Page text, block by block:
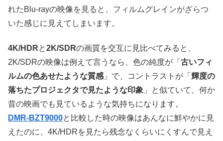
れたBlu-rayの映像を見ると、フィルムグレインがざらつ
いた感じに見えてしまいます。
4K/HDRと2K/SDRの画質を交互に見比べてみると、
2K/SDRの映像は例えて言うなら、色の純度が「 古いフィ
ルムの色あせたような質感 」で、コントラストが「 輝度の
落ちたプロジェクタで見たような印象 」と似ていて、何か
昔の映画でも見ているような気持ちになります。
DMR-BZT9000と比較した時の映像はあんなに鮮やかに見
えたのに、4K/HDRを見たら残念なくらいにくすんで見え